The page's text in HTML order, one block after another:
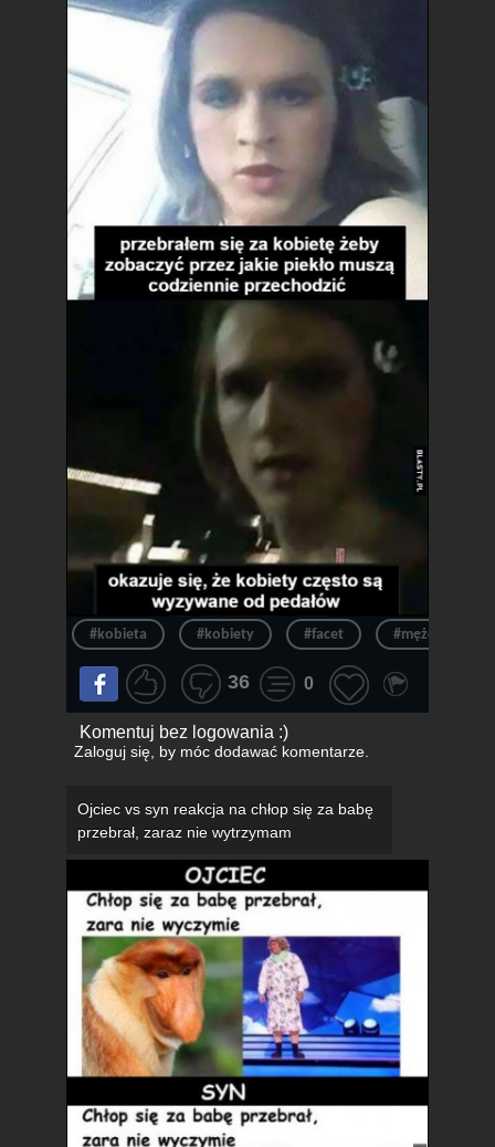
#kobieta #kobiety #facet #mężczyzna
36 0
Komentuj bez logowania :)
Zaloguj się, by móc dodawać komentarze.
Ojciec vs syn reakcja na chłop się za babę
przebrał, zaraz nie wytrzymam